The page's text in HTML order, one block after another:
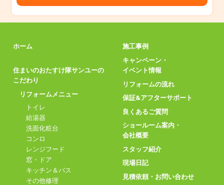
ホーム
住まいのおたすけ隊サンユーの
こだわり
リフォームメニュー
トイレ
給湯器
洗面化粧台
コンロ
レンジフード
窓・ドア
キッチン＆バス
その他修理
施工事例
キャンペーン・
イベント情報
リフォームの流れ
保証&アフターサポート
良くあるご質問
ショールーム案内・
会社概要
スタッフ紹介
現場日記
見積依頼・お問い合わせ